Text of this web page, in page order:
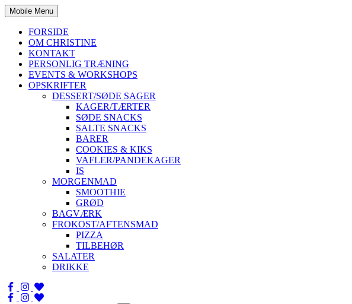
Mobile Menu
FORSIDE
OM CHRISTINE
KONTAKT
PERSONLIG TRÆNING
EVENTS & WORKSHOPS
OPSKRIFTER
DESSERT/SØDE SAGER
KAGER/TÆRTER
SØDE SNACKS
SALTE SNACKS
BARER
COOKIES & KIKS
VAFLER/PANDEKAGER
IS
MORGENMAD
SMOOTHIE
GRØD
BAGVÆRK
FROKOST/AFTENSMAD
PIZZA
TILBEHØR
SALATER
DRIKKE